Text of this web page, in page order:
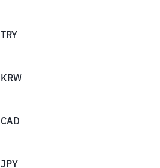
TRY
KRW
CAD
JPY